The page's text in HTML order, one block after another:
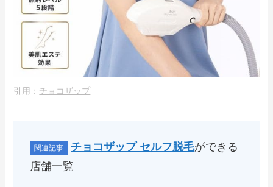
引用： チョコザップ
チョコザップ セルフ脱毛ができる
店舗一覧